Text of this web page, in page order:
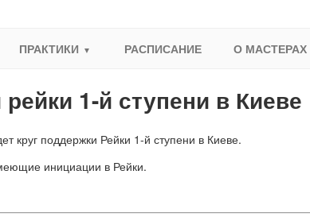
ПРАКТИКИ
РАСПИСАНИЕ О МАСТЕРАХ
1-й ступени в Киеве
круг поддержки Рейки 1-й ступени в Киеве.
инициации в Рейки.